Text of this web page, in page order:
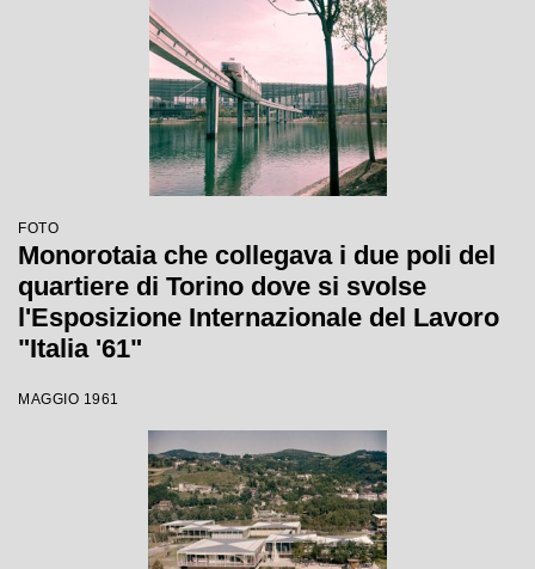
FOTO
Monorotaia che collegava i due poli del
quartiere di Torino dove si svolse
l'Esposizione Internazionale del Lavoro
"Italia '61"
MAGGIO 1961